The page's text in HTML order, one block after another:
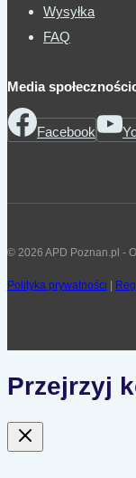
Wysyłka
FAQ
Media
Facebook
© 2026 APD Poznan.pl -
Polityka prywatności
Przejrzyj